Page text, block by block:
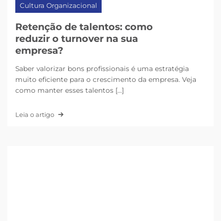
Cultura Organizacional
Retenção de talentos: como
reduzir o turnover na sua
empresa?
Saber valorizar bons profissionais é uma estratégia
muito eficiente para o crescimento da empresa. Veja
como manter esses talentos [...]
Leia o artigo